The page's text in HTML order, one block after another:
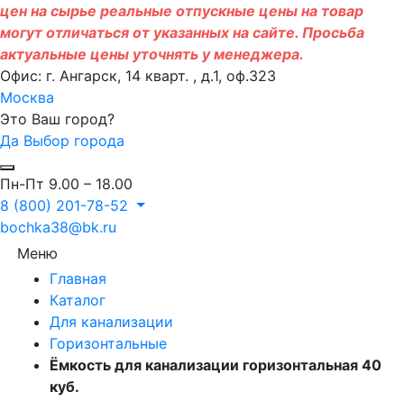
цен на сырье реальные отпускные цены на товар
могут отличаться от указанных на сайте. Просьба
актуальные цены уточнять у менеджера.
Офис: г. Ангарск, 14 кварт. , д.1, оф.323
Москва
Это Ваш город?
Да Выбор города
Пн-Пт 9.00 – 18.00
8 (800) 201-78-52
bochka38@bk.ru
Меню
Главная
Каталог
Для канализации
Горизонтальные
Ёмкость для канализации горизонтальная 40
куб.